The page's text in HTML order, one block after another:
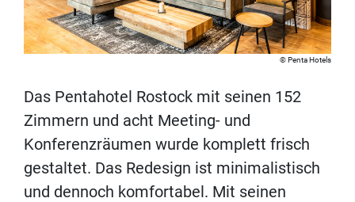
Penta Hotels
Das Pentahotel Rostock mit seinen 152
Zimmern und acht Meeting- und
Konferenzräumen wurde komplett frisch
gestaltet. Das Redesign ist minimalistisch
und dennoch komfortabel. Mit seinen